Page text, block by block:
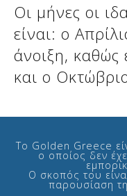
Οι μήνες οι
είναι: ο
άνοιξη, καθώς
και ο
Το Golden Greece
ο οποίος δεν
Ο σκοπός του
παρουσίαση